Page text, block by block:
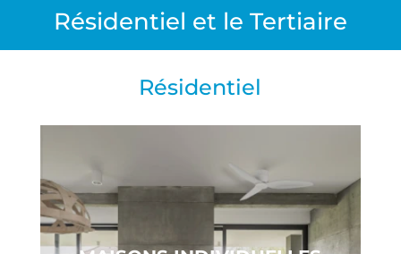
Résidentiel et le Tertiaire
Résidentiel